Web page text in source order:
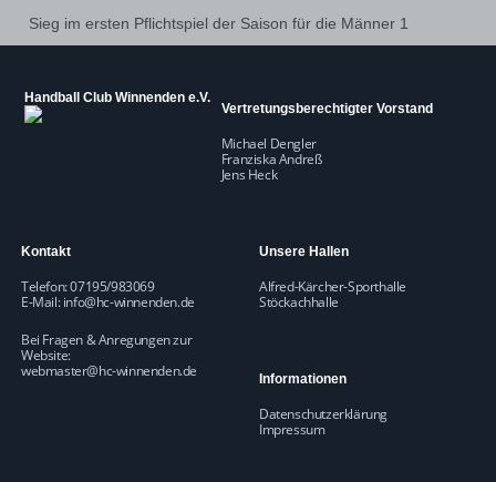
Sieg im ersten Pflichtspiel der Saison für die Männer 1
Handball Club Winnenden e.V.
Vertretungsberechtigter Vorstand
Michael Dengler
Franziska Andreß
Jens Heck
Kontakt
Telefon: 07195/983069
E-Mail:info@hc-winnenden.de
Bei Fragen & Anregungen zur
Website:
webmaster@hc-winnenden.de
Unsere Hallen
Alfred-Kärcher-Sporthalle
Stöckachhalle
Informationen
Datenschutzerklärung
Impressum